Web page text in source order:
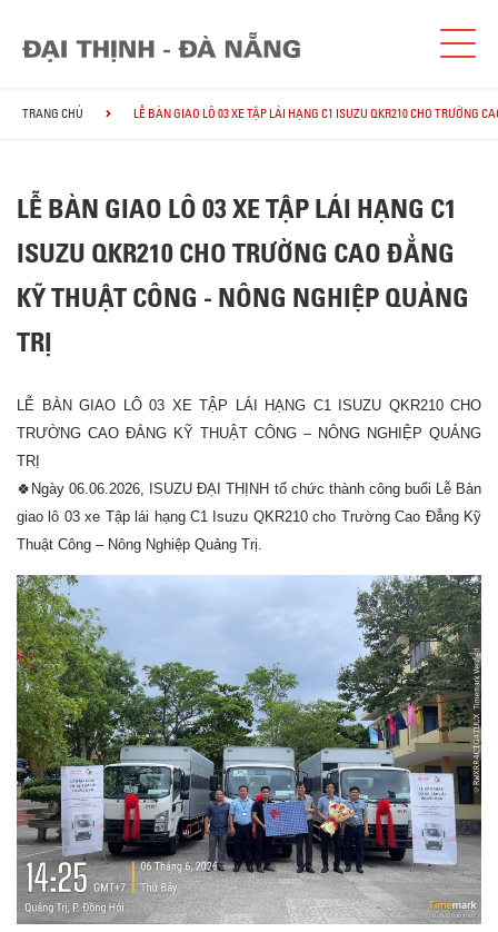
TRANG CHỦ LỄ BÀN GIAO LÔ 03 XE TẬP LÁI HẠNG C1 ISUZU QKR210 CHO TRƯỜNG
LỄ BÀN GIAO LÔ 03 XE TẬP LÁI HẠNG C1
ISUZU QKR210 CHO TRƯỜNG CAO ĐẲNG
KỸ THUẬT CÔNG - NÔNG NGHIỆP QUẢNG
TRỊ
LỄ BÀN GIAO LÔ 03 XE TẬP LÁI HẠNG C1 ISUZU QKR210 CHO
TRƯỜNG CAO ĐẲNG KỸ THUẬT CÔNG – NÔNG NGHIỆP QUẢNG
TRỊ
🍀 Ngày 06.06.2026, ISUZU ĐẠI THỊNH tổ chức thành công buổi Lễ Bàn
giao lô 03 xe Tập lái hạng C1 Isuzu QKR210 cho Trường Cao Đẳng Kỹ
Thuật Công – Nông Nghiệp Quảng Trị.